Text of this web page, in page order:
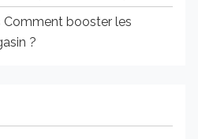
Comment booster les
?